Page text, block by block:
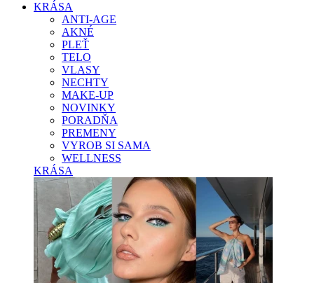
KRÁSA
ANTI-AGE
AKNÉ
PLEŤ
TELO
VLASY
NECHTY
MAKE-UP
NOVINKY
PORADŇA
PREMENY
VYROB SI SAMA
WELLNESS
KRÁSA